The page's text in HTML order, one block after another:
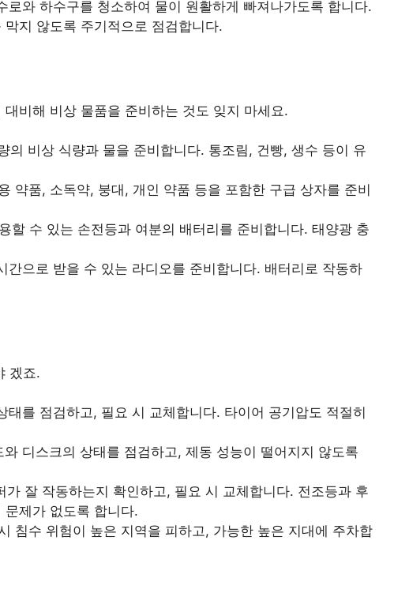
로와 하수구를 청소하여 물이 원활하게 빠져나가도록 합니다.
지 않도록 주기적으로 점검합니다.
비해 비상 물품을 준비하는 것도 잊지 마세요.
의 비상 식량과 물을 준비합니다. 통조림, 건빵, 생수 등이 유
약품, 소독약, 붕대, 개인 약품 등을 포함한 구급 상자를 준비
할 수 있는 손전등과 여분의 배터리를 준비합니다. 태양광 충
간으로 받을 수 있는 라디오를 준비합니다. 배터리로 작동하
겠죠.
태를 점검하고, 필요 시 교체합니다. 타이어 공기압도 적절히
와 디스크의 상태를 점검하고, 제동 성능이 떨어지지 않도록
가 잘 작동하는지 확인하고, 필요 시 교체합니다. 전조등과 후
제가 없도록 합니다.
침수 위험이 높은 지역을 피하고, 가능한 높은 지대에 주차합